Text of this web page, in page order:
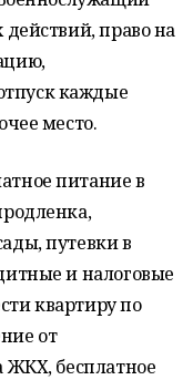
действий, право на
каждые
место.
питание в
путевки в
и налоговые
квартиру по
от
ЖКХ, бесплатное